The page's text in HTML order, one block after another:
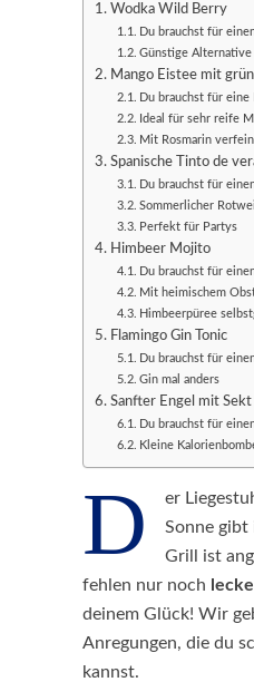
Wodka Wild Berry
Du brauchst für
Günstige
Mango Eistee mit
Du brauchst für eine
Ideal für sehr reife
Mit Rosmarin
Spanische Tinto de
Du brauchst für
Sommerlicher
Perfekt für Partys
Himbeer Mojito
Du brauchst für
Mit heimischem
Himbeerpüree
Flamingo Gin Tonic
Du brauchst für
Gin mal anders
Sanfter Engel mit Sekt
Du brauchst für
Kleine
D
er
Sonne gibt
Grill ist
fehlen nur noch
deinem Glück! Wir
Anregungen, die du
kannst.